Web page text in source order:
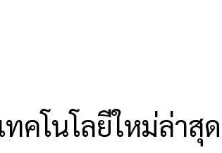
คโนโลยีใหม่ล่าสุด